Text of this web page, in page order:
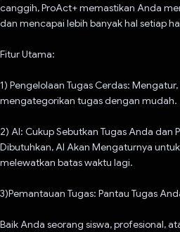
canggih, ProAct+ memastikan Anda
dan mencapai lebih banyak hal setiap
Fitur Utama:
1) Pengelolaan Tugas Cerdas:
mengategorikan tugas dengan mudah.
2) AI: Cukup Sebutkan Tugas Anda dan
Dibutuhkan, AI Akan Mengaturnya
melewatkan batas waktu lagi.
3)Pemantauan Tugas: Pantau Tugas
Baik Anda seorang siswa, profesional,